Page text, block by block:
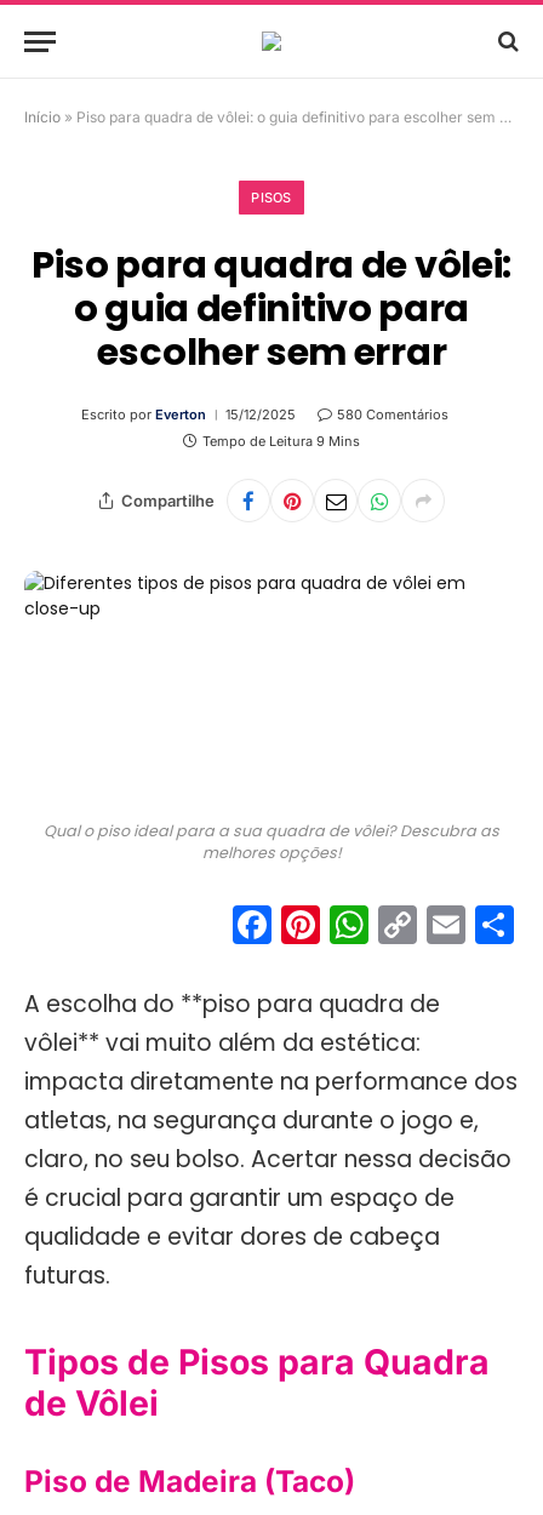
Início » Piso para quadra de vôlei: o guia definitivo para escolher sem errar
PISOS
Piso para quadra de vôlei:
o guia definitivo para
escolher sem errar
Escrito por Everton 15/12/2025
580 Comentários
Tempo de Leitura 9 Mins
Compartilhe
Qual o piso ideal para a sua quadra de vôlei? Descubra as
melhores opções!
Facebook
Pinterest
Copy
A escolha do **piso para quadra de
vôlei** vai muito além da estética:
impacta diretamente na performance dos
atletas, na segurança durante o jogo e,
claro, no seu bolso. Acertar nessa decisão
é crucial para garantir um espaço de
qualidade e evitar dores de cabeça
futuras.
Tipos de Pisos para Quadra
de Vôlei
Piso de Madeira (Taco)